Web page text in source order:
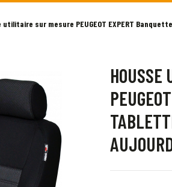
utilitaire sur mesure PEUGEOT EXPERT
HOUSSE